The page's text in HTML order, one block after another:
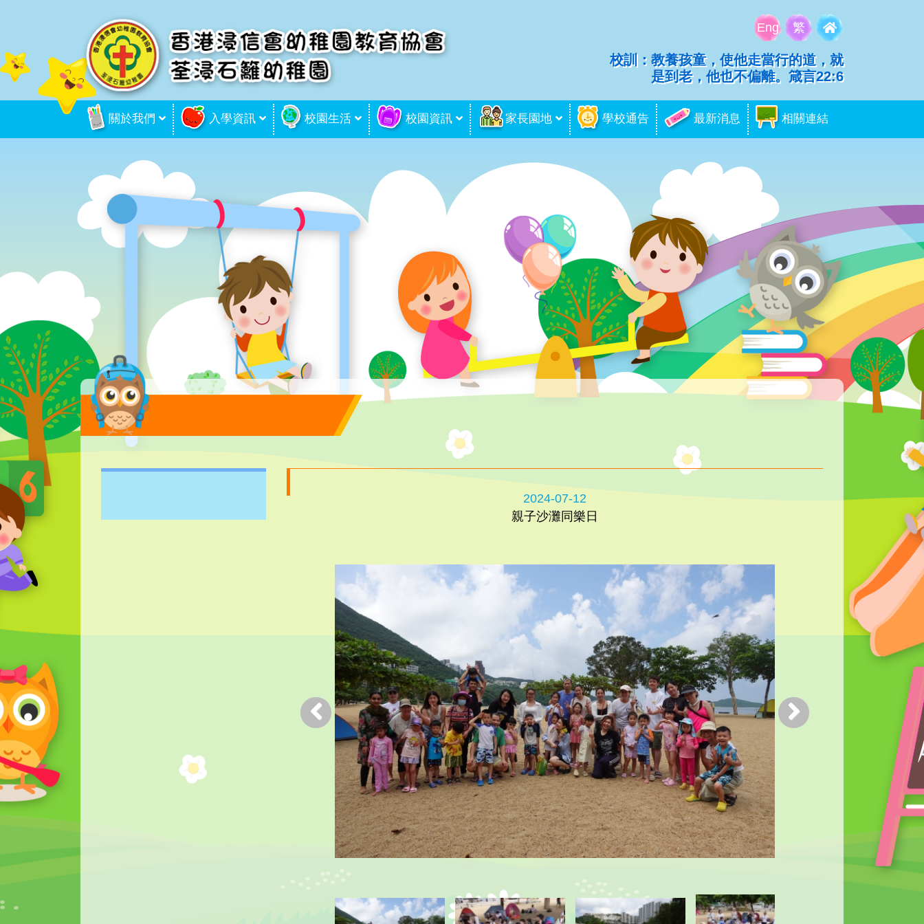
Eng 繁
校訓：教養孩童，使他走當行的道，就
是到老，他也不偏離。箴言22:6
關於我們 入學資訊 校園生活 校園資訊 家長園地 學校通告 最新消息 相關連結
2024-07-12
親子沙灘同樂日